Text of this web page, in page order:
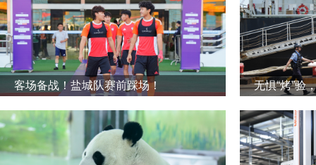
客场备战！盐城队赛前踩场！ 无惧“烤”验